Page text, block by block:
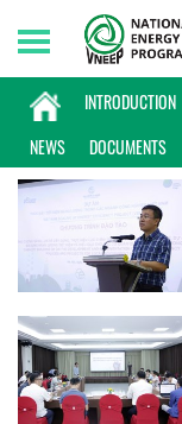
INTRODUCTION
NEWS
DOCUMENTS
Friday, 07/08/2026 |